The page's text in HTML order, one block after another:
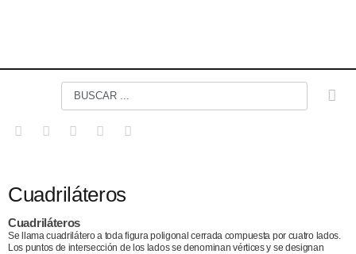
Cuadriláteros
Cuadriláteros
Se llama cuadrilátero a toda figura poligonal cerrada compuesta por cuatro lados.
Los puntos de intersección de los lados se denominan vértices y se designan